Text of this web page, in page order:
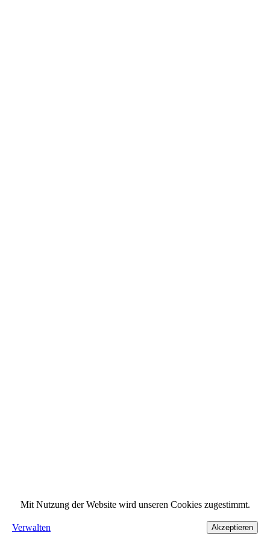
Mit Nutzung der Website wird unseren Cookies zugestimmt.
Verwalten Akzeptieren